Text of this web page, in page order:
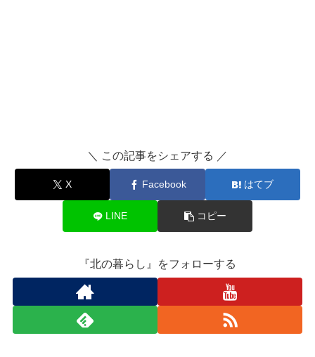
＼ この記事をシェアする ／
X Facebook はてブ
LINE コピー
『北の暮らし』をフォローする